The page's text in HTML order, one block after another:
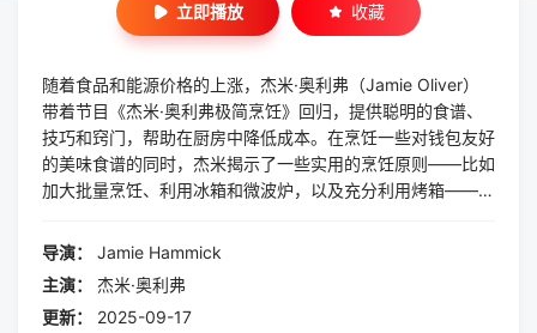
立即播放 收藏
随着食品和能源价格的上涨，杰米·奥利弗（Jamie Oliver）
带着节目《杰米·奥利弗极简烹饪》回归，提供聪明的食谱、
技巧和窍门，帮助在厨房中降低成本。在烹饪一些对钱包友好
的美味食谱的同时，杰米揭示了一些实用的烹饪原则——比如
加大批量烹饪、利用冰箱和微波炉，以及充分利用烤箱——这
一些很棒的点子，可以利用超值的食材，以最节能的方式烹饪
喱，到一次使用烤箱制作多餐或批量烹饪以节省金钱和时间。
制作：Jamie Oliver Productions
导演：
Jamie Hammick
主演：
杰米·奥利弗
更新：
2025-09-17